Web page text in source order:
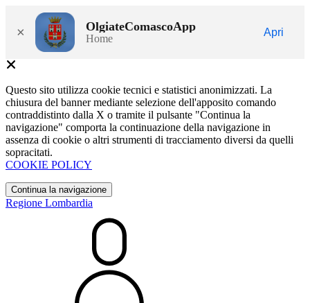
× OlgiateComascoApp
Home
Apri
Questo sito utilizza cookie tecnici e statistici anonimizzati. La
chiusura del banner mediante selezione dell'apposito comando
contraddistinto dalla X o tramite il pulsante "Continua la
navigazione" comporta la continuazione della navigazione in
assenza di cookie o altri strumenti di tracciamento diversi da quelli
sopracitati.
COOKIE POLICY
Continua la navigazione
Regione Lombardia